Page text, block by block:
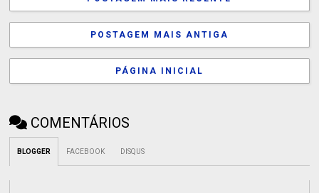
POSTAGEM MAIS ANTIGA
PÁGINA INICIAL
COMENTÁRIOS
BLOGGER FACEBOOK DISQUS